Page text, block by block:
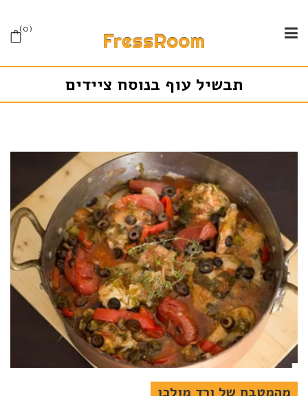
0
תבשיל עוף בנוסח ציידים
מהמטבח של ורד מולכו